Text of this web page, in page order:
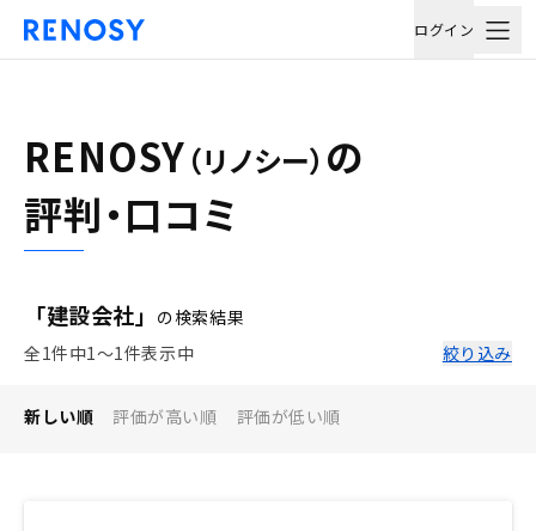
ログイン
RENOSY （リノシー） の
評判・口コミ
「建設会社」 の検索結果
全1件中1〜1件表示中
絞り込み
新しい順 評価が高い順 評価が低い順